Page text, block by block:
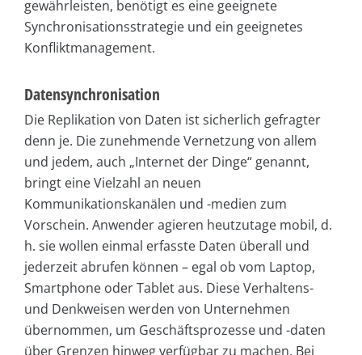
gewährleisten, benötigt es eine geeignete
Synchronisationsstrategie und ein geeignetes
Konfliktmanagement.
Datensynchronisation
Die Replikation von Daten ist sicherlich gefragter
denn je. Die zunehmende Vernetzung von allem
und jedem, auch „Internet der Dinge“ genannt,
bringt eine Vielzahl an neuen
Kommunikationskanälen und -medien zum
Vorschein. Anwender agieren heutzutage mobil, d.
h. sie wollen einmal erfasste Daten überall und
jederzeit abrufen können – egal ob vom Laptop,
Smartphone oder Tablet aus. Diese Verhaltens-
und Denkweisen werden von Unternehmen
übernommen, um Geschäftsprozesse und -daten
über Grenzen hinweg verfügbar zu machen. Bei